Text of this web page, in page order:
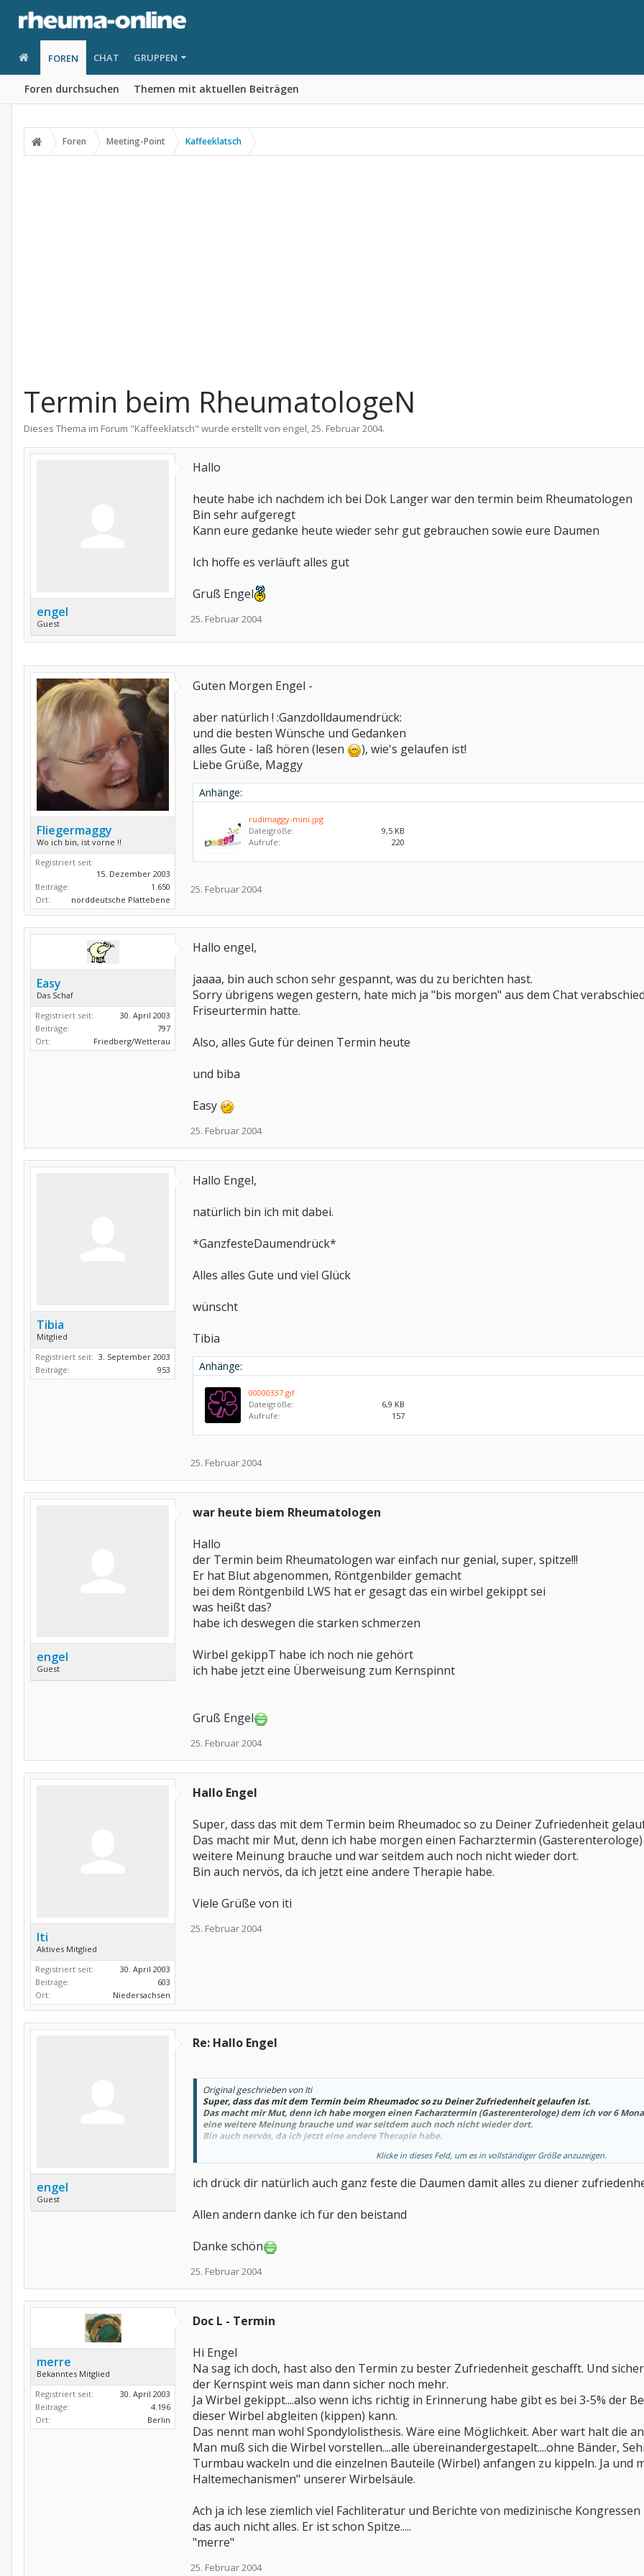
FOREN
Foren durchsuchen Themen mit aktuellen Beiträgen
CHAT GRUPPEN
Foren Meeting-Point Kaffeeklatsch
Termin beim RheumatologeN
Dieses Thema im Forum "Kaffeeklatsch" wurde erstellt von engel,25. Februar 2004.
engel
Guest
Hallo
heute habe ich nachdem ich bei Dok Langer war den termin beim Rheumatologen
Bin sehr aufgeregt
Kann eure gedanke heute wieder sehr gut gebrauchen sowie eure Daumen
Ich hoffe es verläuft alles gut
Gruß Engel
25. Februar 2004
Fliegermaggy
Wo ich bin, ist vorne !!
Registriert seit:
15. Dezember 2003
Beiträge:
1.650
Ort:
norddeutsche Plattebene
Guten Morgen Engel -
aber natürlich ! :Ganzdolldaumendrück:
und die besten Wünsche und Gedanken
alles Gute - laß hören (lesen
), wie's gelaufen ist!
Liebe Grüße, Maggy
Anhänge:
rudimaggy-mini.jpg
Dateigröße:
9,5 KB
Aufrufe:
220
25. Februar 2004
Easy
Das Schaf
Registriert seit:
30. April 2003
Beiträge:
797
Ort:
Friedberg/Wetterau
Hallo engel,
jaaaa, bin auch schon sehr gespannt, was du zu berichten hast.
Sorry übrigens wegen gestern, hate mich ja "bis morgen" aus dem Chat
Friseurtermin hatte.
Also, alles Gute für deinen Termin heute
und biba
Easy
25. Februar 2004
Tibia
Mitglied
Registriert seit: 3. September 2003
Beiträge:
953
Hallo Engel,
natürlich bin ich mit dabei.
*GanzfesteDaumendrück*
Alles alles Gute und viel Glück
wünscht
Tibia
Anhänge:
00000337.gif
Dateigröße:
6,9 KB
Aufrufe:
157
25. Februar 2004
engel
Guest
war heute biem Rheumatologen
Hallo
der Termin beim Rheumatologen war einfach nur genial, super, spitze!!!
Er hat Blut abgenommen, Röntgenbilder gemacht
bei dem Röntgenbild LWS hat er gesagt das ein wirbel gekippt sei
was heißt das?
habe ich deswegen die starken schmerzen
Wirbel gekippT habe ich noch nie gehört
ich habe jetzt eine Überweisung zum Kernspinnt
Gruß Engel
25. Februar 2004
Iti
Aktives Mitglied
Registriert seit:
30. April 2003
Beiträge:
603
Ort:
Niedersachsen
Hallo Engel
Super, dass das mit dem Termin beim Rheumadoc so zu Deiner Zufriedenheit
Das macht mir Mut, denn ich habe morgen einen Facharztermin
weitere Meinung brauche und war seitdem auch noch nicht wieder dort.
Bin auch nervös, da ich jetzt eine andere Therapie habe.
Viele Grüße von iti
25. Februar 2004
engel
Guest
Re: Hallo Engel
Original geschrieben von Iti
Super, dass das mit dem Termin beim Rheumadoc so zu Deiner Zufriedenheit gelaufen ist.
Das macht mir Mut, denn ich habe morgen einen Facharztermin (Gasterenterologe) dem ich vor 6
eine weitere Meinung brauche und war seitdem auch noch nicht wieder dort.
Bin auch nervös, da ich jetzt eine andere Therapie habe.
Klicke in dieses Feld, um es in vollständiger Größe anzuzeigen.
ich drück dir natürlich auch ganz feste die Daumen damit alles zu diener
Allen andern danke ich für den beistand
Danke schön
25. Februar 2004
merre
Bekanntes Mitglied
Registriert seit:
30. April 2003
Beiträge:
4.196
Ort:
Berlin
Doc L - Termin
Hi Engel
Na sag ich doch, hast also den Termin zu bester Zufriedenheit geschafft. Und
der Kernspint weis man dann sicher noch mehr.
Ja Wirbel gekippt....also wenn ichs richtig in Erinnerung habe gibt es bei 3-5% der
dieser Wirbel abgleiten (kippen) kann.
Das nennt man wohl Spondylolisthesis. Wäre eine Möglichkeit. Aber wart halt die
Man muß sich die Wirbel vorstellen....alle übereinandergestapelt....ohne Bänder,
Turmbau wackeln und die einzelnen Bauteile (Wirbel) anfangen zu kippeln. Ja
Haltemechanismen" unserer Wirbelsäule.
Ach ja ich lese ziemlich viel Fachliteratur und Berichte von medizinische
das auch nicht alles. Er ist schon Spitze.....
"merre"
25. Februar 2004